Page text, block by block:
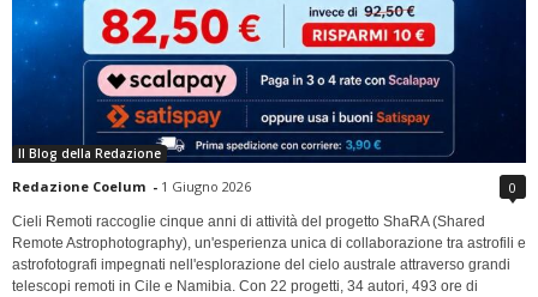
Il Blog della Redazione
Redazione Coelum - 1 Giugno 2026 0
Cieli Remoti raccoglie cinque anni di attività del progetto ShaRA (Shared
Remote Astrophotography), un'esperienza unica di collaborazione tra astrofili e
astrofotografi impegnati nell'esplorazione del cielo australe attraverso grandi
telescopi remoti in Cile e Namibia. Con 22 progetti, 34 autori, 493 ore di